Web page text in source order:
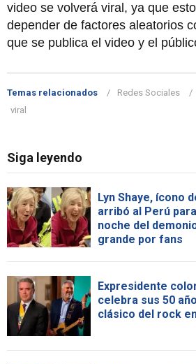
video se volverá viral, ya que
depender de factores aleatorios
que se publica el video y el
Temas relacionados Redes Sociales
viral
Siga leyendo
Lyn Shaye, ícono
arribó al Perú
noche del
grande por fans
Expresidente
celebra sus 50
clásico del rock